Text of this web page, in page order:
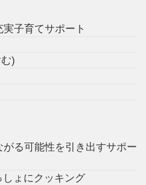
子育てサポート
)
る可能性を引き出すサポー
ょにクッキング